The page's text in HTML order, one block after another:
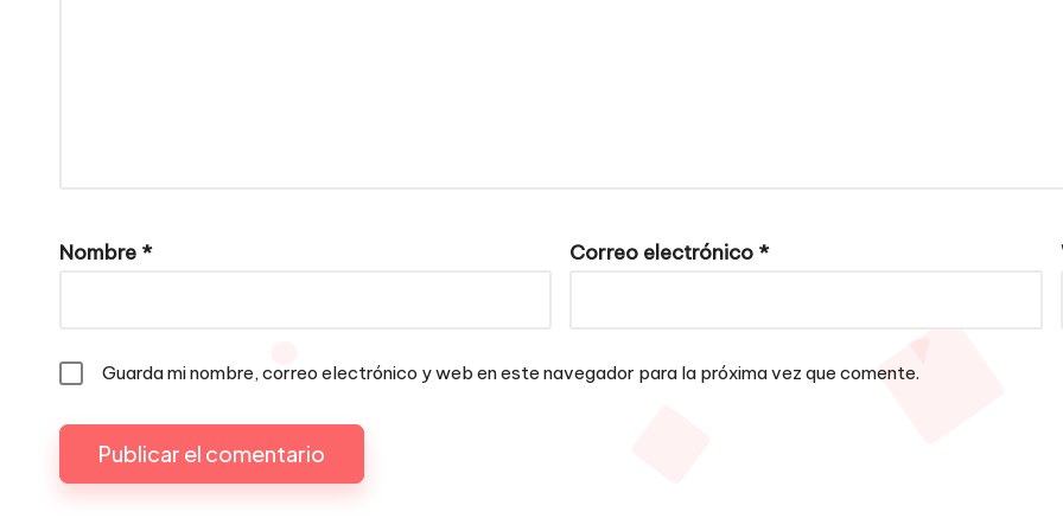
Nombre * Correo electrónico *
Guarda mi nombre, correo electrónico y web en este navegador para la próxima vez que comente.